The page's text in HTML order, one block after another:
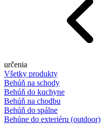
určenia
Všetky produkty
Behúň na schody
Behúň do kuchyne
Behúň na chodbu
Behúň do spálne
Behúne do exteriéru (outdoor)